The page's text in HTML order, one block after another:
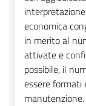
economica
in merito al
attivate e
possibile, il
essere
manutenzione.